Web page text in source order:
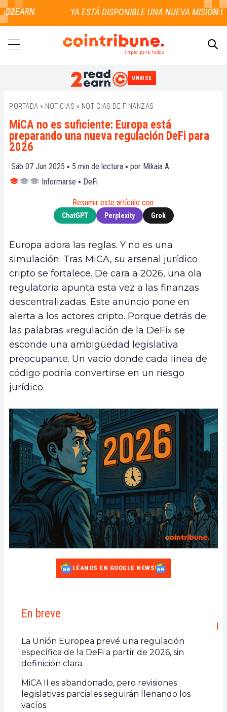
cripto para todos
UNIRSE
PORTADA » NOTICIAS » NOTICIAS DE FINANZAS
MiCA no es suficiente: Europa está
preparando una nueva regulación DeFi para
2026
Sáb 07 Jun 2025 ▪ 5 min de lectura ▪ por Mikaia A.
Informarse ▪ DeFi
Resumir este artículo con:
ChatGPT Perplexity Grok
Europa adora las reglas. Y no es una
simulación. Tras MiCA, su arsenal jurídico
cripto se fortalece. De cara a 2026, una ola
regulatoria apunta esta vez a las finanzas
descentralizadas. Este anuncio pone en
alerta a los actores cripto. Porque detrás de
las palabras «regulación de la DeFi» se
esconde una ambigüedad legislativa
preocupante. Un vacío donde cada línea de
código podría convertirse en un riesgo
jurídico.
LÉANOS EN GOOGLE NEWS
En breve
La Unión Europea prevé una regulación
específica de la DeFi a partir de 2026, sin
definición clara.
MiCA II es abandonado, pero revisiones
legislativas parciales seguirán llenando los
vacíos.